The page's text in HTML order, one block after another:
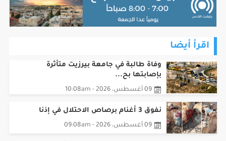
اقرأ أيضا
وفاة طالبة في جامعة بيرزيت متأثرة
بإصابتها بح...
09 أغسطس، 2026 - 10:08am
نفوق 3 أغنام برصاص الاحتلال في إذنا
09 أغسطس، 2026 - 09:08am